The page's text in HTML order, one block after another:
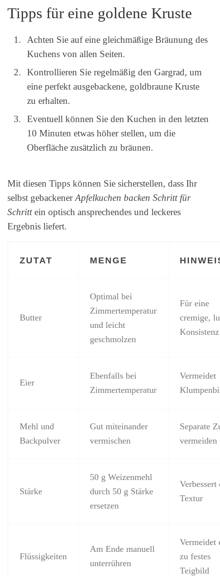
Tipps für eine goldene Kruste
Achten Sie auf eine gleichmäßige Bräunung des
Kuchens von allen Seiten.
Kontrollieren Sie regelmäßig den Gargrad, um
eine perfekt ausgebackene, goldbraune Kruste
zu erhalten.
Eventuell können Sie den Kuchen in den letzten
10 Minuten etwas höher stellen, um die
Oberfläche zusätzlich zu bräunen.
Mit diesen Tipps können Sie sicherstellen, dass Ihr
selbst gebackenerApfelkuchen backen Schritt für
Schrittein optisch ansprechendes und leckeres
Ergebnis liefert.
ZUTAT MENGE
Butter
Optimal bei
Zimmertemperatur
und leicht
geschmolzen
Für eine
cremige,
Konsistenz
Eier
Ebenfalls bei
Zimmertemperatur
Vermeidet
Mehl und
Backpulver
Gut miteinander
vermischen
Separate
vermeiden
Stärke
50 g Weizenmehl
durch 50 g Stärke
ersetzen
Verbessert
Textur
Flüssigkeiten
Am Ende manuell
unterrühren
Vermeidet
zu festes
Teigbild